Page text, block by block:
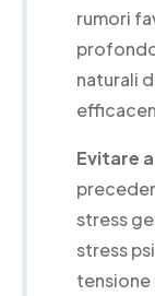
rumori
naturali
Evitare
stress
stress
tensione